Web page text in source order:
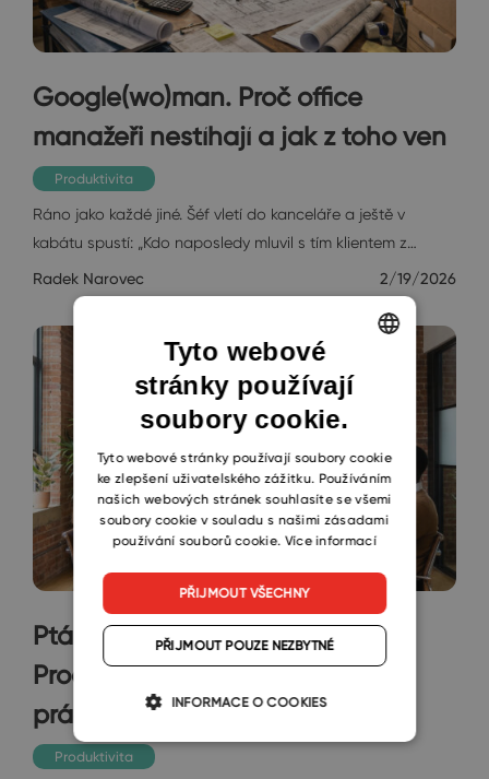
Google(wo)man. Proč office
manažeři nestíhají a jak z toho ven
Produktivita
Ráno jako každé jiné. Šéf vletí do kanceláře a ještě v
kabátu spustí: „Kdo naposledy mluvil s tím klientem z…
Radek Narovec 2/19/2026
Ptáme se ChatGPT na všechno.
Proč se ale AI na nic neptáme v
práci?
Produktivita
ENGLISH
CZECH
SLOVAK
Tyto webové
stránky používají
soubory cookie.
Tyto webové stránky používají soubory cookie
ke zlepšení uživatelského zážitku. Používáním
našich webových stránek souhlasíte se všemi
soubory cookie v souladu s našimi zásadami
používání souborů cookie. Více informací
PŘIJMOUT VŠECHNY
PŘIJMOUT POUZE NEZBYTNÉ
INFORMACE O COOKIES